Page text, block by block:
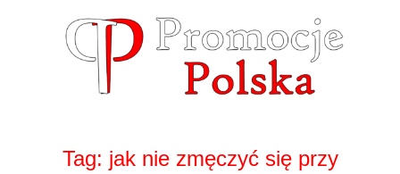
Tag: jak nie zmęczyć się przy